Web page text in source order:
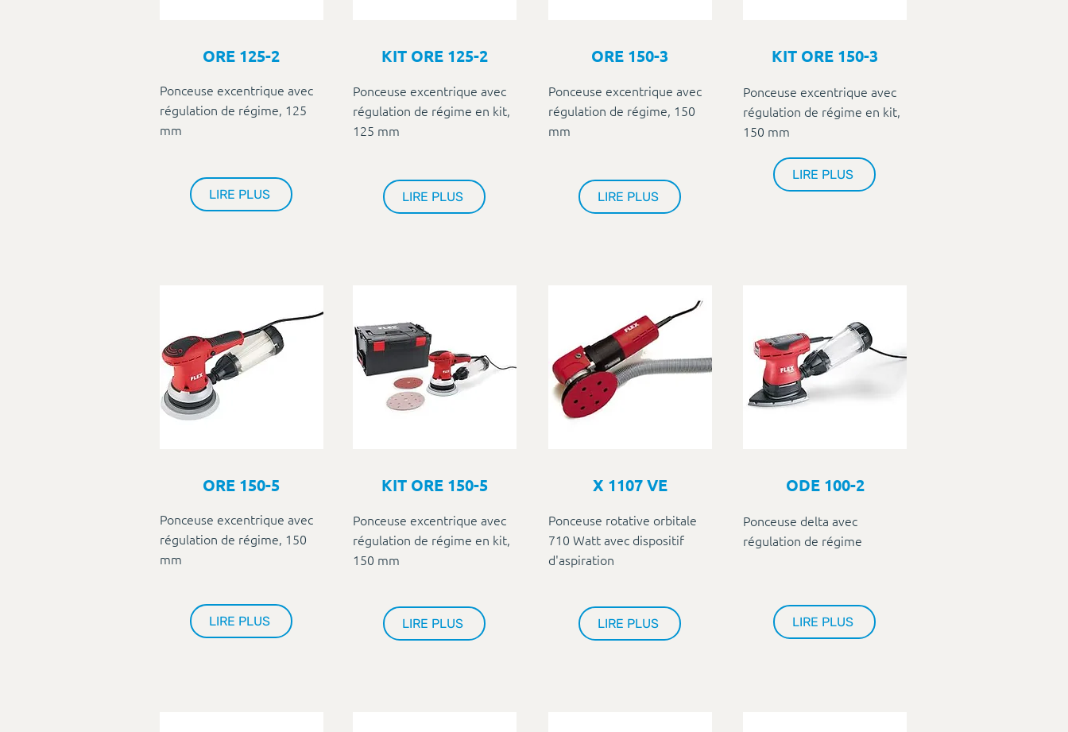
ORE 125-2
Ponceuse excentrique avec
régulation de régime, 125
mm
LIRE PLUS
KIT ORE 125-2
LIRE PLUS
Ponceuse excentrique avec
régulation de régime en kit,
125 mm
ORE 150-3
LIRE PLUS
Ponceuse excentrique avec
régulation de régime, 150
mm
KIT ORE 150-3
Ponceuse excentrique avec
régulation de régime en kit,
150 mm
LIRE PLUS
ORE 150-5
Ponceuse excentrique avec
régulation de régime, 150
mm
LIRE PLUS
KIT ORE 150-5
LIRE PLUS
Ponceuse excentrique avec
régulation de régime en kit,
150 mm
X 1107 VE
LIRE PLUS
Ponceuse rotative orbitale
710 Watt avec dispositif
d'aspiration
ODE 100-2
Ponceuse delta avec
régulation de régime
LIRE PLUS